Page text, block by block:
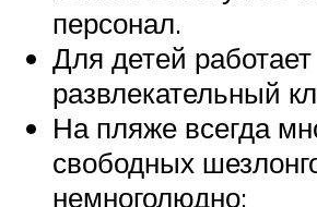
персонал.
Для детей работает
развлекательный
На пляже всегда
свободных
немноголюдно;